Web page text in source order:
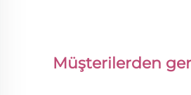
Müşterilerden